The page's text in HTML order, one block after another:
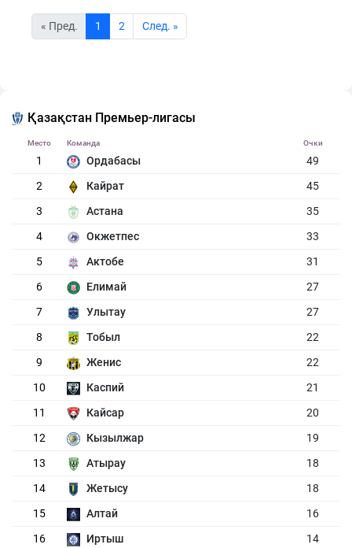
« Пред. 1 2 Cлед. »
Қазақстан Премьер-лигасы
Место Команда Очки
1 Ордабасы
49
2
Кайрат
45
3
Астана
35
4
Окжетпес
33
5
Актобе
31
6
Елимай
27
7
Улытау
27
8
Тобыл
22
9
Женис
22
10
Каспий
21
11
Кайсар
20
12
Кызылжар
19
13
Атырау
18
14
Жетысу
18
15
Алтай
16
16
Иртыш 14